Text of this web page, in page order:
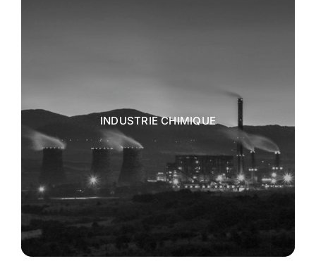
INDUSTRIE CHIMIQUE